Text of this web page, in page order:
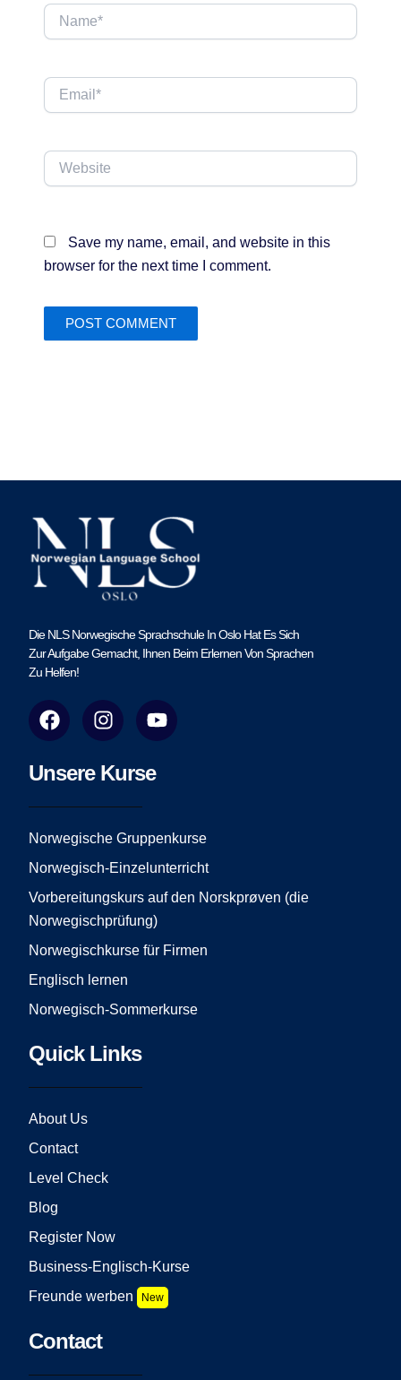
Name*
Email*
Website
Save my name, email, and website in this
browser for the next time I comment.
Die NLS Norwegische Sprachschule In Oslo Hat Es Sich
Zur Aufgabe Gemacht, Ihnen Beim Erlernen Von Sprachen
Zu Helfen!
F
a
e
o
o
I
n
t
g
r
m
Y
o
t
e
Unsere Kurse
Norwegische Gruppenkurse
Norwegisch-Einzelunterricht
Vorbereitungskurs auf den Norskprøven (die
Norwegischprüfung)
Norwegischkurse für Firmen
Englisch lernen
Norwegisch-Sommerkurse
Quick Links
About Us
Contact
Level Check
Blog
Register Now
Business-Englisch-Kurse
Freunde werben
New
Contact